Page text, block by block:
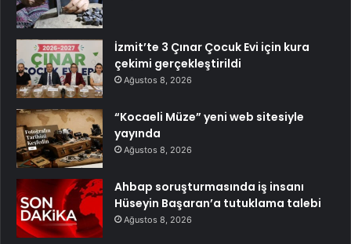
İzmit’te 3 Çınar Çocuk Evi için kura
çekimi gerçekleştirildi
Ağustos 8, 2026
“Kocaeli Müze” yeni web sitesiyle
yayında
Ağustos 8, 2026
Ahbap soruşturmasında iş insanı
Hüseyin Başaran’a tutuklama talebi
Ağustos 8, 2026